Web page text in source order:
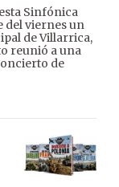
Sinfónica
del viernes un
de Villarrica,
reunió a una
de